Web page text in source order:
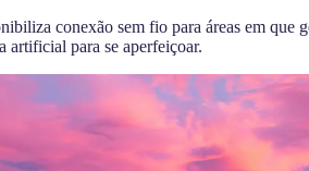
conexão sem fio para áreas em que
artificial para se aperfeiçoar.